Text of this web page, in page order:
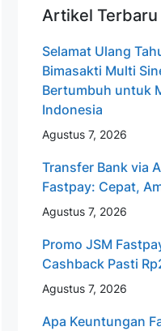
Artikel Terbaru
Selamat Ulang
Bimasakti Multi
Bertumbuh untuk
Indonesia
Agustus 7, 2026
Transfer Bank via
Fastpay: Cepat,
Agustus 7, 2026
Promo JSM
Cashback Pasti
Agustus 7, 2026
Apa Keuntungan